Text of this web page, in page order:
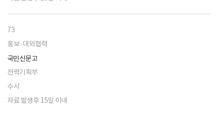
73
홍보·대외협력
국민신문고
전략기획부
수시
자료 발생후 15일 이내